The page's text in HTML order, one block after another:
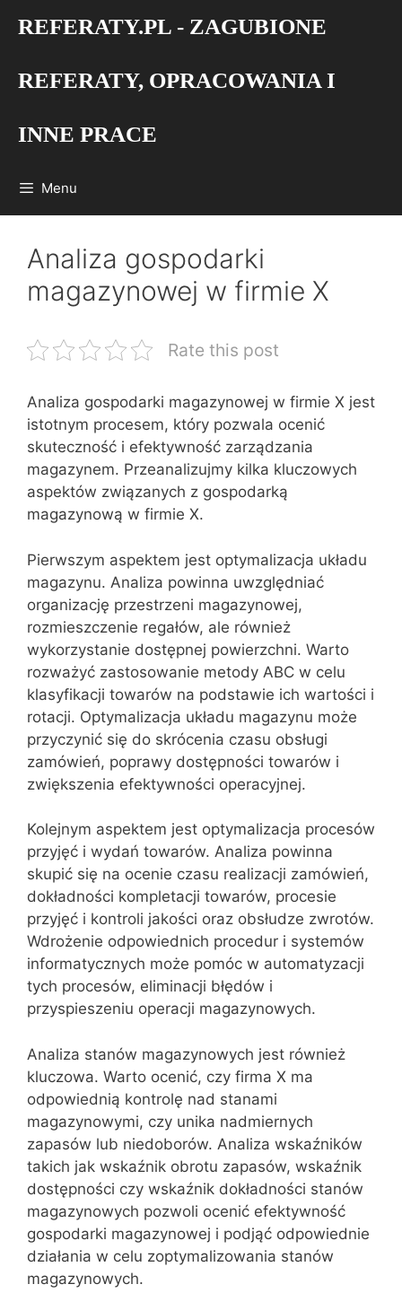
REFERATY.PL - ZAGUBIONE
REFERATY, OPRACOWANIA I
INNE PRACE
Menu
Analiza gospodarki
magazynowej w firmie X
Rate this post
Analiza gospodarki magazynowej w firmie X jest
istotnym procesem, który pozwala ocenić
skuteczność i efektywność zarządzania
magazynem. Przeanalizujmy kilka kluczowych
aspektów związanych z gospodarką
magazynową w firmie X.
Pierwszym aspektem jest optymalizacja układu
magazynu. Analiza powinna uwzględniać
organizację przestrzeni magazynowej,
rozmieszczenie regałów, ale również
wykorzystanie dostępnej powierzchni. Warto
rozważyć zastosowanie metody ABC w celu
klasyfikacji towarów na podstawie ich wartości i
rotacji. Optymalizacja układu magazynu może
przyczynić się do skrócenia czasu obsługi
zamówień, poprawy dostępności towarów i
zwiększenia efektywności operacyjnej.
Kolejnym aspektem jest optymalizacja procesów
przyjęć i wydań towarów. Analiza powinna
skupić się na ocenie czasu realizacji zamówień,
dokładności kompletacji towarów, procesie
przyjęć i kontroli jakości oraz obsłudze zwrotów.
Wdrożenie odpowiednich procedur i systemów
informatycznych może pomóc w automatyzacji
tych procesów, eliminacji błędów i
przyspieszeniu operacji magazynowych.
Analiza stanów magazynowych jest również
kluczowa. Warto ocenić, czy firma X ma
odpowiednią kontrolę nad stanami
magazynowymi, czy unika nadmiernych
zapasów lub niedoborów. Analiza wskaźników
takich jak wskaźnik obrotu zapasów, wskaźnik
dostępności czy wskaźnik dokładności stanów
magazynowych pozwoli ocenić efektywność
gospodarki magazynowej i podjąć odpowiednie
działania w celu zoptymalizowania stanów
magazynowych.